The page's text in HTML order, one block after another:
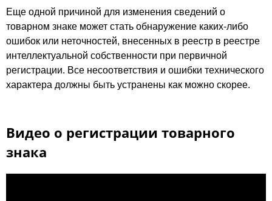
Еще одной причиной для изменения сведений о
товарном знаке может стать обнаружение каких-либо
ошибок или неточностей, внесенных в реестр в реестре
интеллектуальной собственности при первичной
регистрации. Все несоответствия и ошибки технического
характера должны быть устранены как можно скорее.
Видео о регистрации товарного
знака